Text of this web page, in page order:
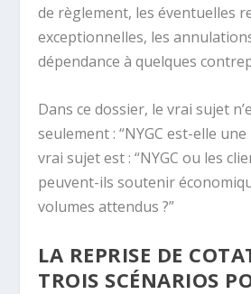
de règlement, les éventuelles
exceptionnelles, les
dépendance à quelques
Dans ce dossier, le vrai sujet
seulement : “NYGC est-elle
vrai sujet est : “NYGC ou les
peuvent-ils soutenir
volumes attendus ?”
LA REPRISE DE
TROIS SCÉNARIOS